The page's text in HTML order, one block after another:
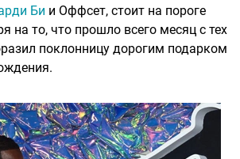
Би и Оффсет, стоит на пороге
на то, что прошло всего месяц с тех
поклонницу дорогим подарком